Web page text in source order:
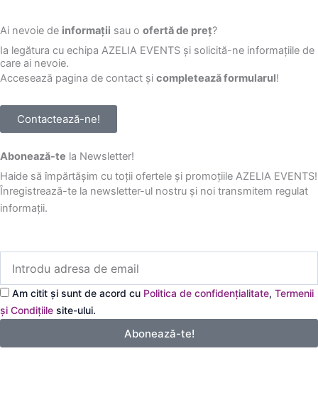
Ai nevoie de informații sau o ofertă de preț?
Ia legătura cu echipa AZELIA EVENTS și solicită-ne informațiile de
care ai nevoie.
Accesează pagina de contact și completează formularul!
Contactează-ne!
Abonează-te la Newsletter!
Haide să împărtășim cu toții ofertele și promoțiile AZELIA EVENTS!
Înregistrează-te la newsletter-ul nostru și noi transmitem regulat
informații.
adresa
de
email
Am citit și sunt de acord cu Politica de confidențialitate, Termenii
și Condițiile site-ului.
Abonează-te!